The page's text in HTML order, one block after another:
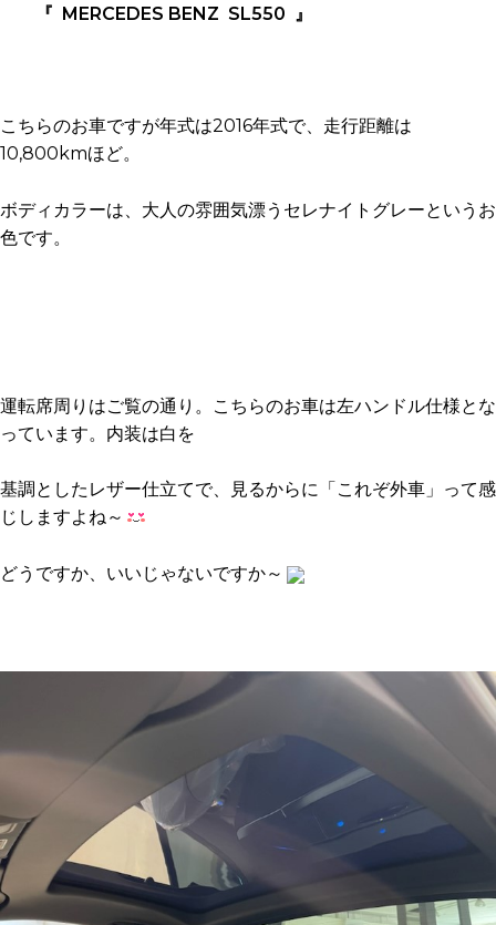
『 MERCEDES BENZ SL550 』
こちらのお車ですが年式は2016年式で、走行距離は
10,800kmほど。
ボディカラーは、大人の雰囲気漂うセレナイトグレーというお
色です。
運転席周りはご覧の通り。こちらのお車は左ハンドル仕様とな
っています。内装は白を
基調としたレザー仕立てで、見るからに「これぞ外車」って感
じしますよね～
どうですか、いいじゃないですか～